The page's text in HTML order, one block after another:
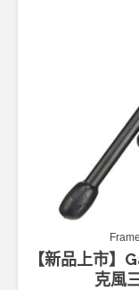
【新品上市
克風